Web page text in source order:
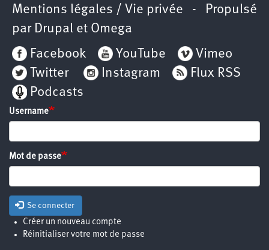
Mentions légales / Vie privée - Propulsé
par Drupal et Omega
Facebook
YouTube
Vimeo
Twitter
Instagram
Flux RSS
Podcasts
Username
Mot de passe
Se connecter
Créer un nouveau compte
Réinitialiser votre mot de passe